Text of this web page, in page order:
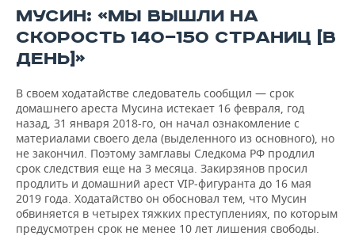
МУСИН: «МЫ ВЫШЛИ НА
СКОРОСТЬ 140—150 СТРАНИЦ [В
ДЕНЬ]»
В своем ходатайстве следователь сообщил — срок
домашнего ареста Мусина истекает 16 февраля, год
назад, 31 января 2018-го, он начал ознакомление с
материалами своего дела (выделенного из основного), но
не закончил. Поэтому замглавы Следкома РФ продлил
срок следствия еще на 3 месяца. Закирзянов просил
продлить и домашний арест VIP-фигуранта до 16 мая
2019 года. Ходатайство он обосновал тем, что Мусин
обвиняется в четырех тяжких преступлениях, по которым
предусмотрен срок не менее 10 лет лишения свободы.